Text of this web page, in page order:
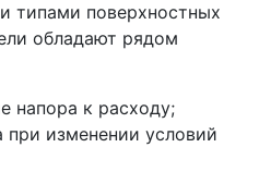
типами поверхностных
обладают рядом
напора к расходу;
при изменении условий